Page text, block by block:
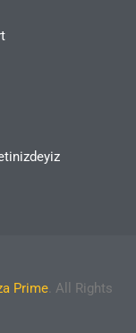
Prime. All Rights